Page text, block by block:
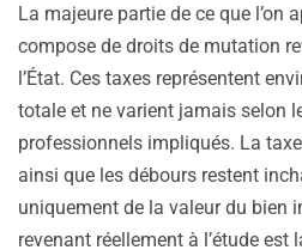
La majeure partie de ce que l’on
compose de droits de mutation
l’État. Ces taxes représentent
totale et ne varient jamais selon
professionnels impliqués. La
ainsi que les débours restent
uniquement de la valeur du bien
revenant réellement à l’étude est